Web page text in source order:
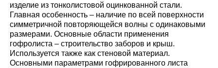
изделие из тонколистовой оцинкованной стали.
Главная особенность – наличие по всей поверхности
симметричной повторяющейся волны с одинаковыми
размерами. Основные области применения
гофролиста – строительство заборов и крыш.
Используется также как стеновой материал.
Основными параметрами гофрированного листа